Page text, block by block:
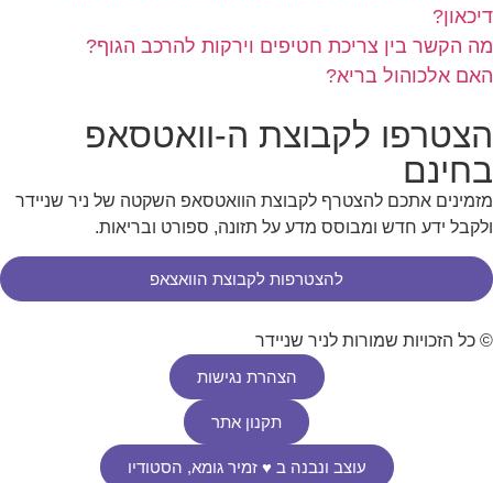
דיכאון?
מה הקשר בין צריכת חטיפים וירקות להרכב הגוף?
האם אלכוהול בריא?
הצטרפו לקבוצת ה-וואטסאפ
בחינם
מזמינים אתכם להצטרף לקבוצת הוואטסאפ השקטה של ניר שניידר
ולקבל ידע חדש ומבוסס מדע על תזונה, ספורט ובריאות.
להצטרפות לקבוצת הוואצאפ
© כל הזכויות שמורות לניר שניידר
הצהרת נגישות
תקנון אתר
עוצב ונבנה ב ♥︎ זמיר גומא, הסטודיו